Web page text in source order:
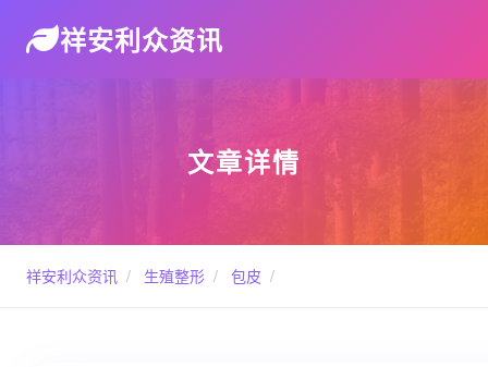
祥安利众资讯
文章详情
祥安利众资讯 / 生殖整形 / 包皮 /